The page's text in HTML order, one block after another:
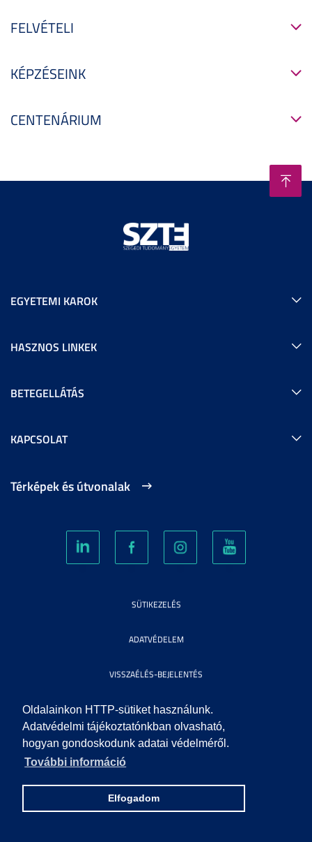
Oldalainkon HTTP-sütiket használunk.
Adatvédelmi tájékoztatónkban olvasható,
hogyan gondoskodunk adatai védelméről.
További információ
Elfogadom
FELVÉTELI
KÉPZÉSEINK
CENTENÁRIUM
EGYETEMI KAROK
HASZNOS LINKEK
BETEGELLÁTÁS
KAPCSOLAT
Térképek és útvonalak
SÜTIKEZELÉS
ADATVÉDELEM
VISSZAÉLÉS-BEJELENTÉS
KÖZÉRDEKŰ ADATOK
IMPRESSZUM